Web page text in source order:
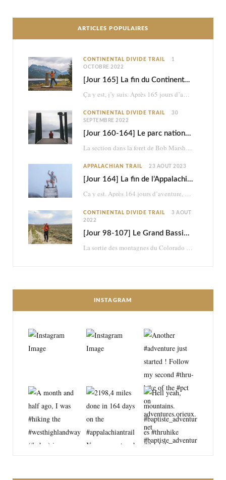
ARTICLES POPULAIRES
CONTINENTAL DIVIDE TRAIL
1
OCTOBRE 2022
[Jour 165] La fin du Continental Divide Trail
Ça y est, j’y suis. Après 165 jours d’aventure et 2870km à pied, je touche…
CONTINENTAL DIVIDE TRAIL
30
SEPTEMBRE 2022
[Jour 160-164] Le parc national des Glaciers
La section dans la foret de Bob Marshall était très belle, mais ce n’était à…
APPALACHIAN TRAIL 23 AOÛT 2023
[Jour 164] La fin de l’Appalachian Trail
Ca y est. Après 164 jours d’aventure, je termine les 2198,4 miles (3517km) de l’Appalachian…
CONTINENTAL DIVIDE TRAIL
3 AOÛT
2022
[Jour 98-107] Le Grand Bassin : brutal et psychédélique retour dans le désert
La sortie des montagnes du Colorado me mène dans le désert du Wyoming. En à…
INSTAGRAM